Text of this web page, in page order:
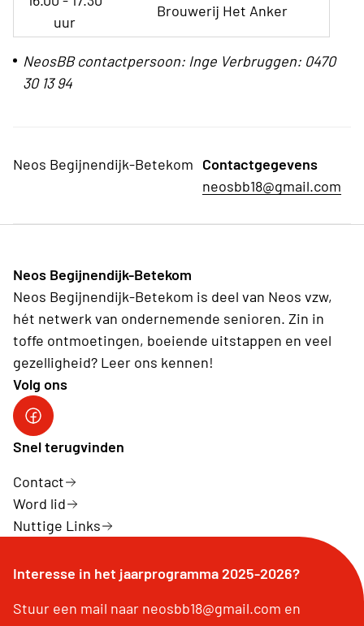
uur
Brouwerij Het Anker
NeosBB contactpersoon: Inge Verbruggen: 0470
30 13 94
Neos Begijnendijk-Betekom Contactgegevens
neosbb18@gmail.com
Neos Begijnendijk-Betekom
Neos Begijnendijk-Betekom is deel van Neos vzw,
hét netwerk van ondernemende senioren. Zin in
toffe ontmoetingen, boeiende uitstappen en veel
gezelligheid? Leer ons kennen!
Volg ons
facebookgroep
Snel terugvinden
Contact
Word lid
Nuttige Links
Interesse in het jaarprogramma 2025-2026?
Stuur een mail naar neosbb18@gmail.com en